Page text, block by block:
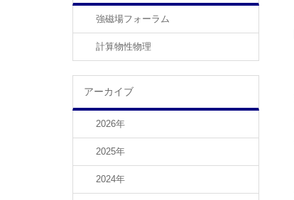
強磁場フォーラム
計算物性物理
アーカイブ
2026年
2025年
2024年